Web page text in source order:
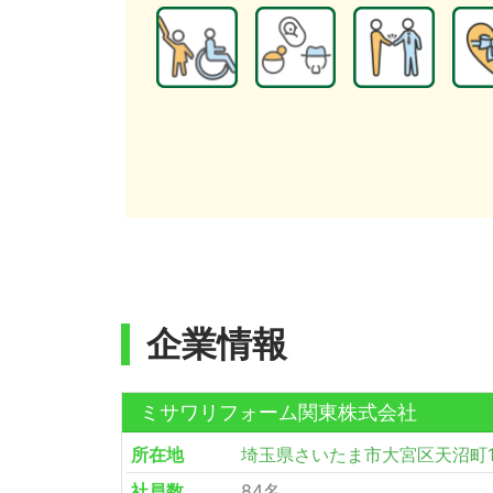
企業情報
ミサワリフォーム関東株式会社
所在地
埼玉県さいたま市大宮区天沼